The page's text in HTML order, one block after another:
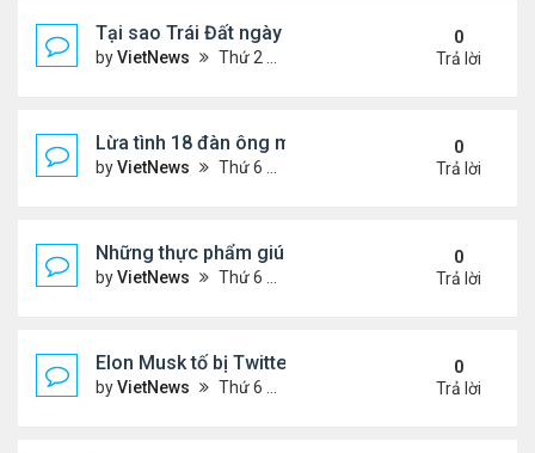
Tại sao Trái Đất ngày càng rời xa Mặt Trời?
byVietNews Thứ 2 Tháng 8 08, 2022 12:00 pm
0
Trả lời
Lừa tình 18 đàn ông một lúc
byVietNews Thứ 6 Tháng 8 05, 2022 4:18 pm
0
Trả lời
Những thực phẩm giúp giảm mỡ bụng
byVietNews Thứ 6 Tháng 8 05, 2022 3:08 pm
0
Trả lời
Elon Musk tố bị Twitter lừa
byVietNews Thứ 6 Tháng 8 05, 2022 3:01 pm
0
Trả lời